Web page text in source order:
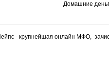
Домашние
- крупнейшая онлайн МФО,